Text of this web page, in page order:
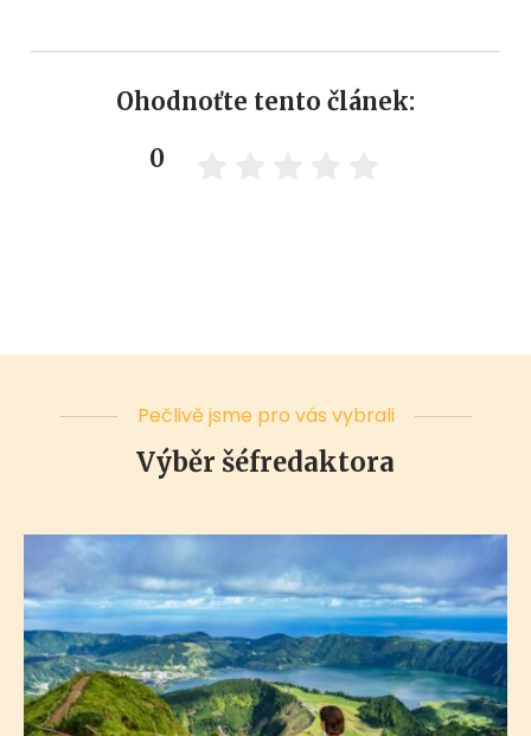
Ohodnoťte tento článek:
0
Pečlivě jsme pro vás vybrali
Výběr šéfredaktora